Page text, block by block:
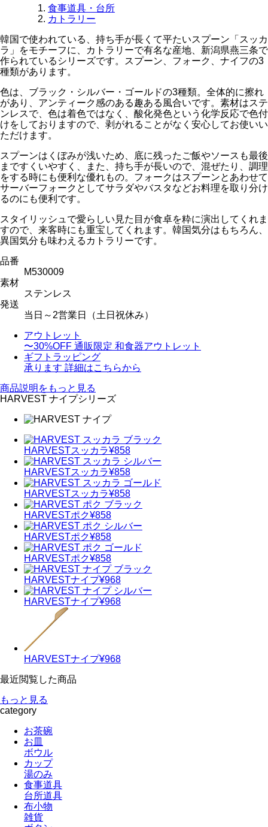
食事道具・台所
カトラリー
韓国で使われている、持ち手が長くて平たいスプーン「スッカ
ラ」をモチーフに、カトラリーで有名な産地、新潟県燕三条で
作られているシリーズです。スプーン、フォーク、ナイフの3
種類があります。
色は、ブラック・シルバー・ゴールドの3種類。全体的に擦れ
があり、アンティーク感のある趣ある風合いです。素材はステ
ンレスで、色は着色ではなく、酸化発色という化学反応で色付
けをしておりますので、剥がれることがなく安心してお使いい
ただけます。
スプーンはくぼみが浅いため、底に残ったご飯やソースも最後
まですくいやすく、また、持ち手が長いので、混ぜたり、調理
をする時にも便利な優れもの。フォークはスプーンとあわせて
サーバーフォークとしてサラダやバスタなどお料理を取り分け
るのにも便利です。
スタイリッシュで愛らしい見た目が食卓を粋に演出してくれま
すので、来客時にも重宝してくれます。韓国気分はもちろん、
異国気分も味わえるカトラリーです。
品番
M530009
素材
ステンレス
発送
当日～2営業日（土日祝休み）
アウトレット
〜30%OFF 通販限定 和食器アウトレット
ギフトラッピング
承ります 詳細はこちらから
商品説明をもっと見る
HARVEST ナイプシリーズ
HARVESTスッカラ¥858
HARVESTスッカラ¥858
HARVESTスッカラ¥858
HARVESTポク¥858
HARVESTポク¥858
HARVESTポク¥858
HARVESTナイプ¥968
HARVESTナイプ¥968
HARVESTナイプ¥968
最近閲覧した商品
もっと見る
category
お茶碗
お皿
ボウル
カップ
湯のみ
食事道具
台所道具
布小物
雑貨